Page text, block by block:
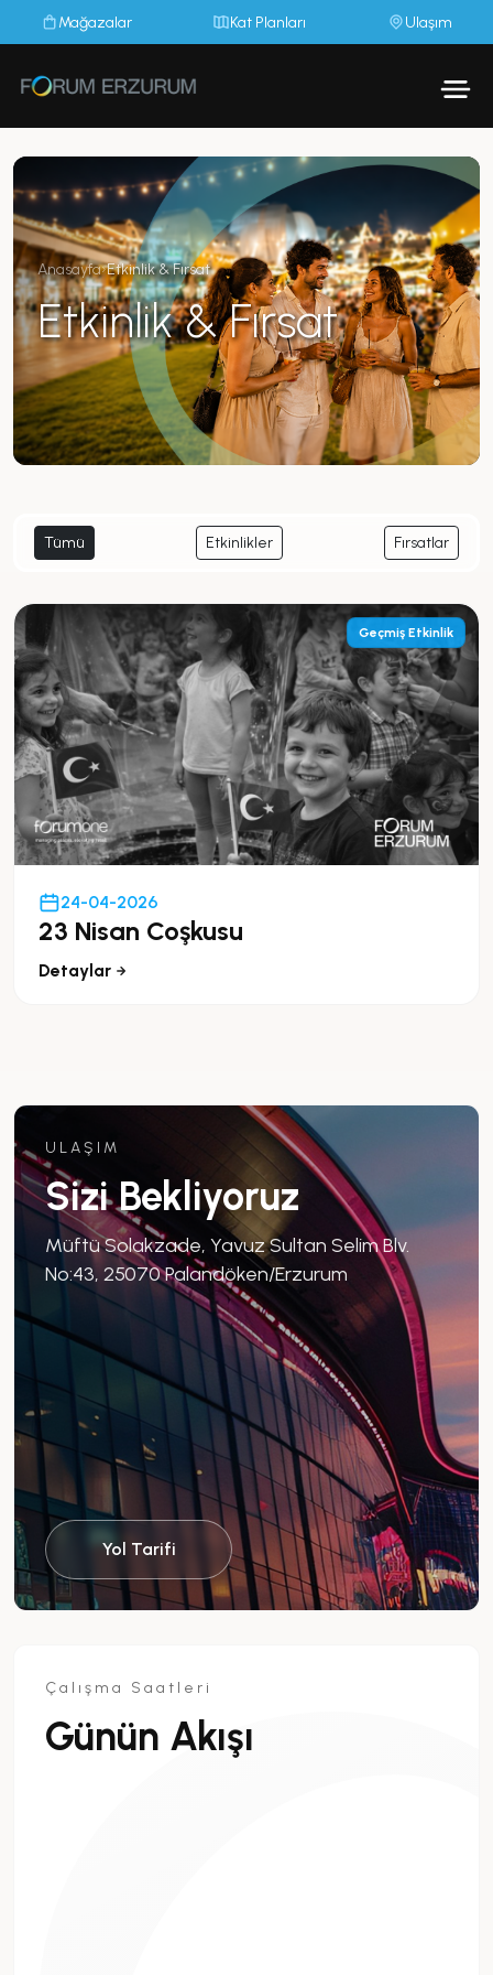
Mağazalar Kat Planları Ulaşım
Anasayfa›Etkinlik & Fırsat
Etkinlik & Fırsat
Tümü Etkinlikler Fırsatlar
Geçmiş Etkinlik
24-04-2026
23 Nisan Coşkusu
Detaylar
ULAŞIM
Sizi Bekliyoruz
Müftü Solakzade, Yavuz Sultan Selim Blv.
No:43, 25070 Palandöken/Erzurum
Yol Tarifi
Çalışma Saatleri
Günün Akışı